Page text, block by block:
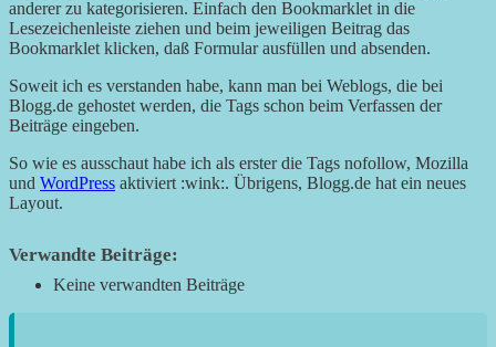
anderer zu kategorisieren. Einfach den Bookmarklet in die
Lesezeichenleiste ziehen und beim jeweiligen Beitrag das
Bookmarklet klicken, daß Formular ausfüllen und absenden.
Soweit ich es verstanden habe, kann man bei Weblogs, die bei
Blogg.de gehostet werden, die Tags schon beim Verfassen der
Beiträge eingeben.
So wie es ausschaut habe ich als erster die Tags nofollow, Mozilla
und WordPress aktiviert :wink:. Übrigens, Blogg.de hat ein neues
Layout.
Verwandte Beiträge:
Keine verwandten Beiträge